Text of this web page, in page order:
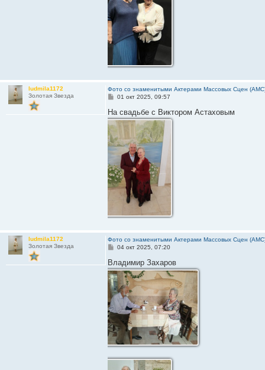
ludmila1172
Золотая Звезда
Фото со знаменитыми Актерами Массовых Сцен
С
о
б
н
и
01 окт 2025, 09:57
На свадьбе с Виктором Астаховым
ludmila1172
Золотая Звезда
Фото со знаменитыми Актерами Массовых Сцен
С
о
б
щ
е
н
и
е
04 окт 2025, 07:20
Владимир Захаров